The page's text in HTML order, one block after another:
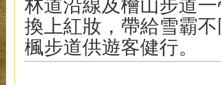
林道沿線及檜山步道
換上紅妝，帶給雪霸
楓步道供遊客健行。